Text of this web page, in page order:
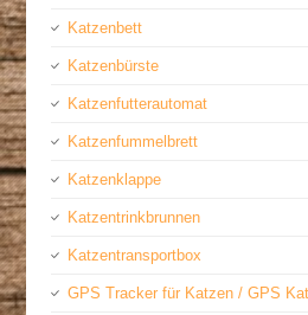
Katzenbett
Katzenbürste
Katzenfutterautomat
Katzenfummelbrett
Katzenklappe
Katzentrinkbrunnen
Katzentransportbox
GPS Tracker für Katzen / GPS